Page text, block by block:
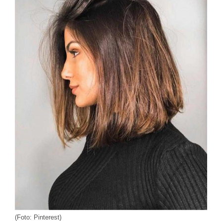
(Foto: Pinterest)